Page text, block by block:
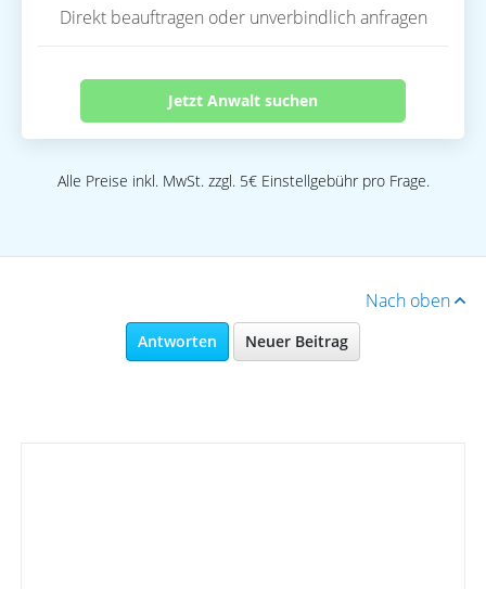
Direkt beauftragen oder unverbindlich anfragen
Jetzt Anwalt suchen
Alle Preise inkl. MwSt. zzgl. 5€ Einstellgebühr pro Frage.
Nach oben
Antworten Neuer Beitrag